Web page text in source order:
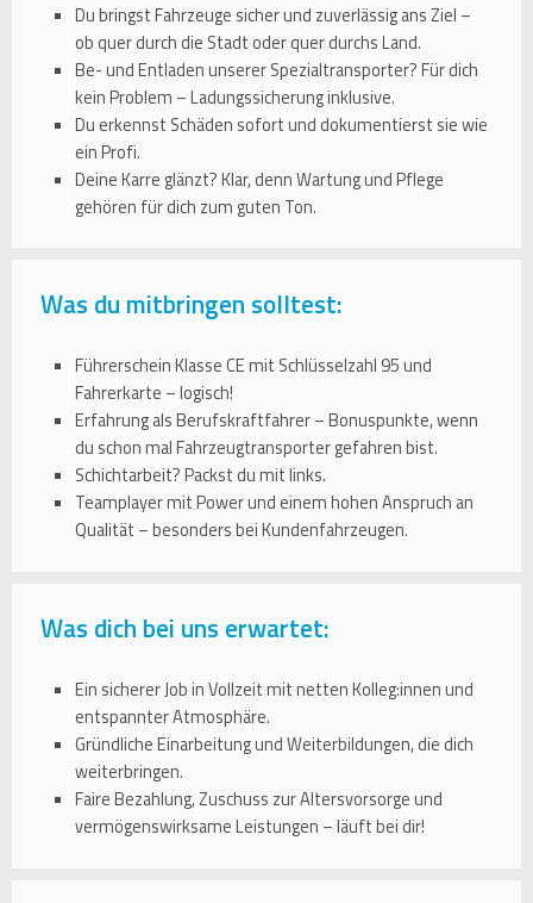
Du bringst Fahrzeuge sicher und zuverlässig ans Ziel –
ob quer durch die Stadt oder quer durchs Land.
Be- und Entladen unserer Spezialtransporter? Für dich
kein Problem – Ladungssicherung inklusive.
Du erkennst Schäden sofort und dokumentierst sie wie
ein Profi.
Deine Karre glänzt? Klar, denn Wartung und Pflege
gehören für dich zum guten Ton.
Was du mitbringen solltest:
Führerschein Klasse CE mit Schlüsselzahl 95 und
Fahrerkarte – logisch!
Erfahrung als Berufskraftfahrer – Bonuspunkte, wenn
du schon mal Fahrzeugtransporter gefahren bist.
Schichtarbeit? Packst du mit links.
Teamplayer mit Power und einem hohen Anspruch an
Qualität – besonders bei Kundenfahrzeugen.
Was dich bei uns erwartet:
Ein sicherer Job in Vollzeit mit netten Kolleg:innen und
entspannter Atmosphäre.
Gründliche Einarbeitung und Weiterbildungen, die dich
weiterbringen.
Faire Bezahlung, Zuschuss zur Altersvorsorge und
vermögenswirksame Leistungen – läuft bei dir!